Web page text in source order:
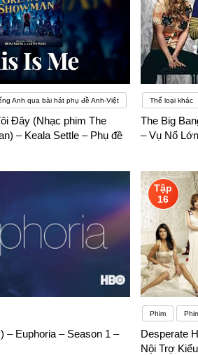
Anh qua bài hát phụ đề Anh-Việt
Đây (Nhạc phim The
– Keala Settle – Phụ đề
Thể loại khác
The Big
– Vụ Nổ
– Euphoria – Season 1 –
Tập
16
Phim
Desperate
Nội Trợ